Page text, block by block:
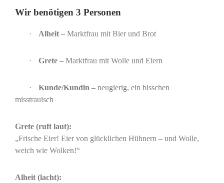
Wir benötigen 3 Personen
· Alheit – Marktfrau mit Bier und Brot
· Grete – Marktfrau mit Wolle und Eiern
· Kunde/Kundin – neugierig, ein bisschen
misstrauisch
Grete (ruft laut):
„Frische Eier! Eier von glücklichen Hühnern – und Wolle,
weich wie Wolken!“
Alheit (lacht):